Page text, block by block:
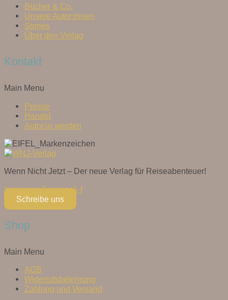
Bücher & Co.
Unsere Autor:innen
Stories
Über den Verlag
Kontakt
Main Menu
Presse
Handel
Autor:in werden
Wenn Nicht Jetzt – Der neue Verlag für Reiseabenteuer!
Instagram Facebook-f
Schreibe uns
Shop
Main Menu
AGB
Widerrufsbelehrung
Zahlung und Versand